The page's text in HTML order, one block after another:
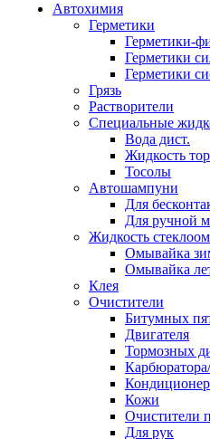
Автохимия
Герметики
Герметики-
Герметики
Герметики
Грязь
Растворители
Специальные
Вода дист.
Жидкость
Тосолы
Автошампуни
Для
Для ручной
Жидкость
Омывайка
Омывайка
Клея
Очистители
Битумных
Двигателя
Тормозных
Кожи
Очистители
Для рук